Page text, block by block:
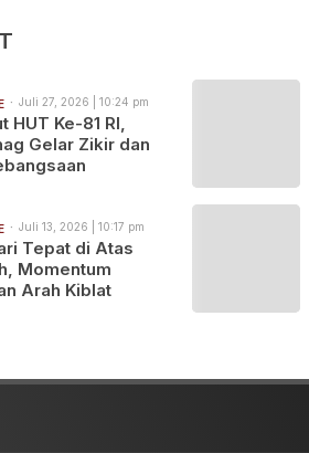
Juli 27, 2026 | 10:24 pm
HUT Ke-81 RI,
Gelar Zikir dan
Juli 13, 2026 | 10:17 pm
Tepat di Atas
Momentum
Arah Kiblat